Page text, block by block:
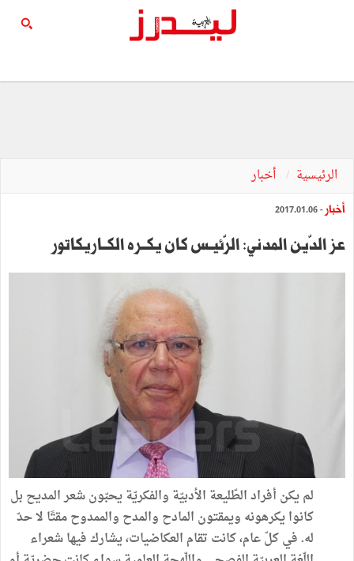
الرئيسية أخبار
أخبار - 2017.01.06
عز الدّين المدني: الرّئيــس كان يكــره الكــاريكاتور
لميكن أفرادالطّليعة الأدبيّة والفكريّةيحبّونشعرالمديح بل
كانوايكرهونه ويمقتون المادح والمدح والممدوحمقتًا لاحدّ
له.فيكلّعام،كانت تقام العكاضيات،يشاركفيهاشعراء